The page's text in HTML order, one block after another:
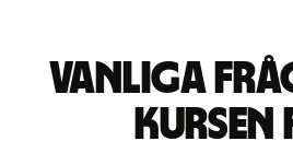
Vanliga